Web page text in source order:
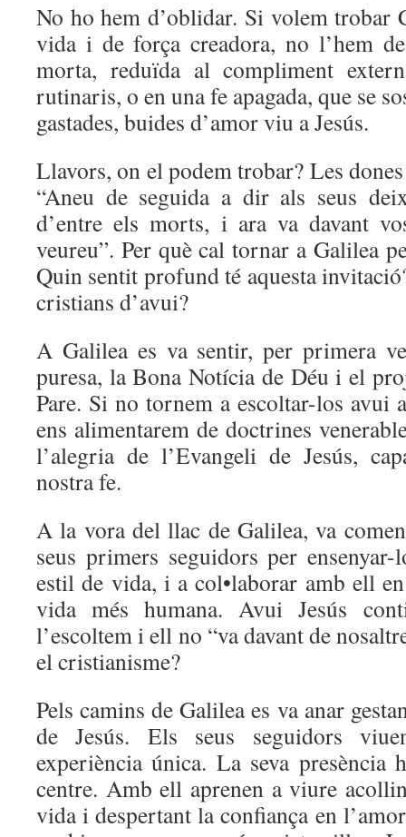
No ho hem d’oblidar. Si volem trobar
vida i de força creadora, no l’hem
morta, reduïda al compliment
rutinaris, o en una fe apagada, que se
gastades, buides d’amor viu a Jesús.
Llavors, on el podem trobar? Les
“Aneu de seguida a dir als seus
d’entre els morts, i ara va davant
veureu”. Per què cal tornar a Galilea
Quin sentit profund té aquesta
cristians d’avui?
A Galilea es va sentir, per primera
puresa, la Bona Notícia de Déu i el
Pare. Si no tornem a escoltar-los avui
ens alimentarem de doctrines
l’alegria de l’Evangeli de Jesús,
nostra fe.
A la vora del llac de Galilea, va
seus primers seguidors per
estil de vida, i a col•laborar amb ell
vida més humana. Avui Jesús
l’escoltem i ell no “va davant de
el cristianisme?
Pels camins de Galilea es va anar
de Jesús. Els seus seguidors
experiència única. La seva
centre. Amb ell aprenen a viure
vida i despertant la confiança en